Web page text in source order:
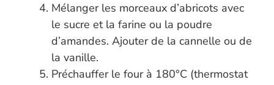
Mélanger les morceaux d’abricots avec
le sucre et la farine ou la poudre
d’amandes. Ajouter de la cannelle ou de
la vanille.
Préchauffer le four à 180°C (thermostat